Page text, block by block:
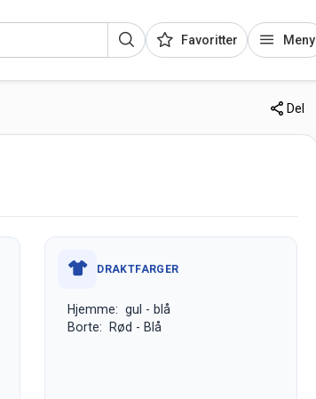
Favoritter Meny
Del
DRAKTFARGER
Hjemme: gul - blå
Borte: Rød - Blå